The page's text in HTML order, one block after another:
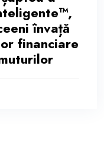
învață
financiare